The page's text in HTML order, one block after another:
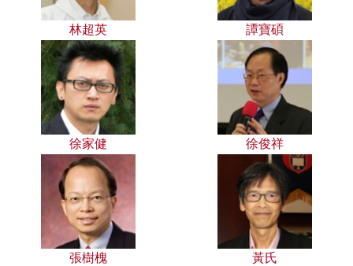
林超英 譚寶碩
徐家健 徐俊祥
張樹槐 黃氏